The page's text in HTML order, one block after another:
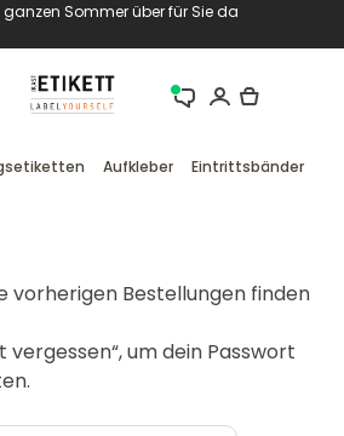
Sommer über für Sie da
Aufkleber Eintrittsbänder
vorherigen Bestellungen finden
vergessen“, um dein Passwort